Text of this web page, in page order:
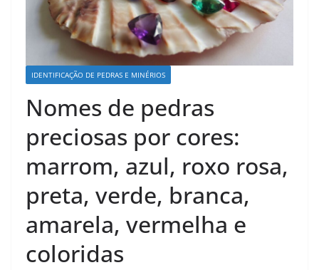
IDENTIFICAÇÃO DE PEDRAS E MINÉRIOS
Nomes de pedras
preciosas por cores:
marrom, azul, roxo rosa,
preta, verde, branca,
amarela, vermelha e
coloridas